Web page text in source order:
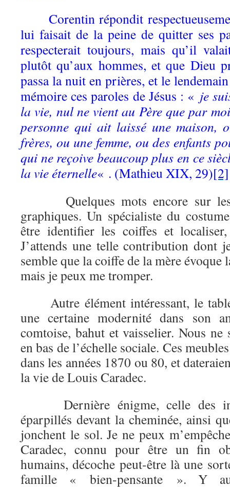
Corentin répondit
lui faisait de la peine de quitter ses
respecterait toujours, mais qu’il
plutôt qu’aux hommes, et que Dieu
passa la nuit en prières, et le
mémoire ces paroles de Jésus : « je
la vie, nul ne vient au Père que par
personne qui ait laissé une maison,
frères, ou une femme, ou des enfants
qui ne reçoive beaucoup plus en ce
la vie éternelle« . (Mathieu XIX, 29)[2]
Quelques mots encore sur les
graphiques. Un spécialiste du
être identifier les coiffes et
J’attends une telle contribution dont
semble que la coiffe de la mère évoque
mais je peux me tromper.
Autre élément intéressant, le
une certaine modernité dans son
comtoise, bahut et vaisselier. Nous ne
en bas de l’échelle sociale. Ces
dans les années 1870 ou 80, et
la vie de Louis Caradec.
Dernière énigme, celle des
éparpillés devant la cheminée, ainsi
jonchent le sol. Je ne peux
Caradec, connu pour être un fin
humains, décoche peut-être là une
famille « bien-pensante ». Y